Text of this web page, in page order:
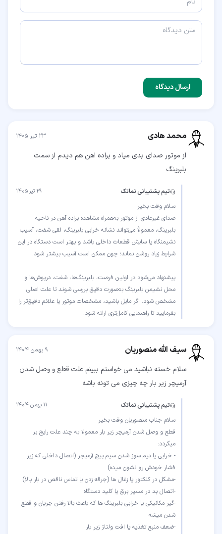
ارسال دیدگاه
محمد هادی ۲۳ تیر ۱۴۰۵
از موتور صدای بدی میاد و براده اهن هم دیدم از سمت
بلبرینگ
تیم پشتیبانی نماتک ۲۹ تیر ۱۴۰۵
صدای غیرعادی از موتور به‌همراه مشاهده براده آهن در ناحیه
بلبرینگ، معمولاً می‌تواند نشانه خرابی بلبرینگ، لقی شفت، آسیب
نشیمنگاه یا سایش قطعات داخلی باشد و بهتر است دستگاه در این
پیشنهاد می‌شود در اولین فرصت، بلبرینگ‌ها، شفت، درپوش‌ها و
محل نشیمن بلبرینگ به‌صورت دقیق بررسی شوند تا علت اصلی
مشخص شود. اگر مایل باشید، مشخصات موتور یا علائم دقیق‌تر را
بفرمایید تا راهنمایی کامل‌تری ارائه شود.
سیف الله منصوریان ۹ بهمن ۱۴۰۴
سلام خسته نباشید می خواستم ببینم علت قطع و وصل شدن
آرمیچر زیر بار چه چیزی می تونه باشه
تیم پشتیبانی نماتک ۱۱ بهمن ۱۴۰۴
قطع و وصل شدن آرمیچر زیر بار معمولا به چند علت رایج بر
- خرابی یا نیم سوز شدن سیم پیچ آرمیچر (اتصال داخلی که زیر
-گیر مکانیکی یا خرابی بلبرینگ ها که باعث بالا رفتن جریان و قطع